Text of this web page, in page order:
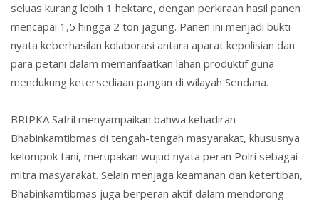
seluas kurang lebih 1 hektare, dengan perkiraan hasil panen
mencapai 1,5 hingga 2 ton jagung. Panen ini menjadi bukti
nyata keberhasilan kolaborasi antara aparat kepolisian dan
para petani dalam memanfaatkan lahan produktif guna
mendukung ketersediaan pangan di wilayah Sendana.
BRIPKA Safril menyampaikan bahwa kehadiran
Bhabinkamtibmas di tengah-tengah masyarakat, khususnya
kelompok tani, merupakan wujud nyata peran Polri sebagai
mitra masyarakat. Selain menjaga keamanan dan ketertiban,
Bhabinkamtibmas juga berperan aktif dalam mendorong